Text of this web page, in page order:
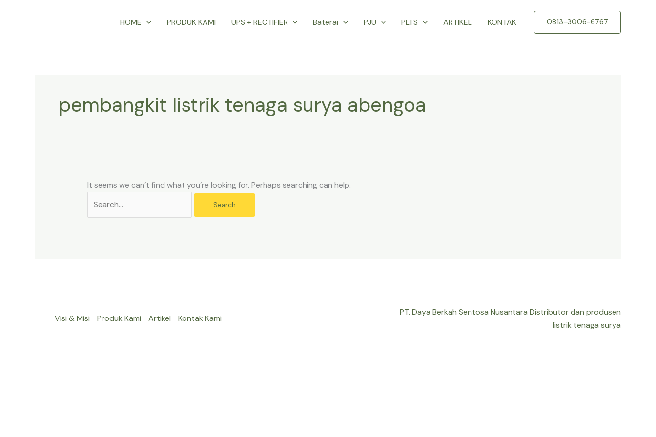
HOME PRODUK KAMI UPS + RECTIFIER Baterai PJU PLTS ARTIKEL KONTAK 0813-3006-6767
pembangkit listrik tenaga surya abengoa
It seems we can’t find what you’re looking for. Perhaps searching can help.
Visi & Misi Produk Kami Artikel Kontak Kami
PT. Daya Berkah Sentosa Nusantara Distributor dan produsen
listrik tenaga surya